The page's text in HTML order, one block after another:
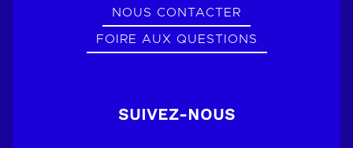
NOUS CONTACTER
FOIRE AUX QUESTIONS
SUIVEZ-NOUS